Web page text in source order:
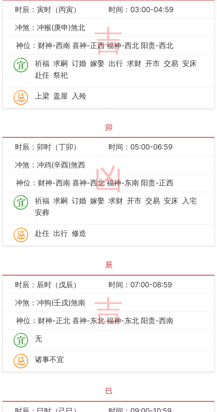
吉
时辰：寅时（丙寅）
时间：03:00-04:59
冲煞：冲猴(庚申)煞北
神位：财神-西南 喜神-正西 福神-西北 阳贵-西北
祈福 求嗣 订婚 嫁娶 出行 求财 开市 交易 安床
赴任 祭祀
上梁 盖屋 入殓
卯
凶
时辰：卯时（丁卯）
时间：05:00-06:59
冲煞：冲鸡(辛酉)煞西
神位：财神-西南 喜神-西北 福神-东南 阳贵-正西
祈福 求嗣 订婚 嫁娶 求财 开市 交易 安床 入宅
安葬
赴任 出行 修造
辰
吉
时辰：辰时（戊辰）
时间：07:00-08:59
冲煞：冲狗(壬戌)煞南
神位：财神-正北 喜神-东北 福神-东北 阳贵-西南
无
诸事不宜
巳